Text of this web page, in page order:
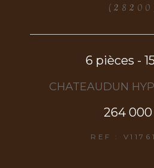
6 pièces -
CHATEAUDUN
264
REF :